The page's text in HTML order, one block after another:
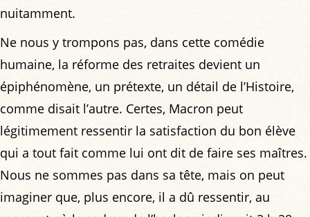
nuitamment.
Ne nous y trompons pas, dans cette comédie
humaine, la réforme des retraites devient un
épiphénomène, un prétexte, un détail de l’Histoire,
comme disait l’autre. Certes, Macron peut
légitimement ressentir la satisfaction du bon élève
qui a tout fait comme lui ont dit de faire ses maîtres.
Nous ne sommes pas dans sa tête, mais on peut
imaginer que, plus encore, il a dû ressentir, au